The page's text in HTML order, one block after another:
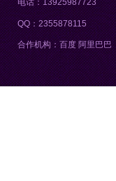
电话：13925987723
QQ：2355878115
合作机构：百度 阿里巴巴